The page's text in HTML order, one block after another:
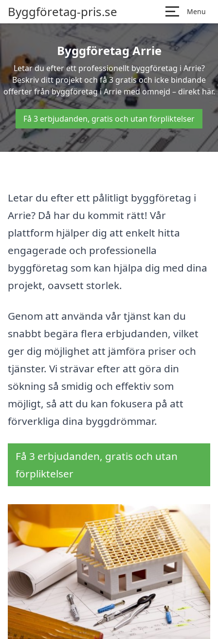
Byggföretag-pris.se Menu
Byggföretag Arrie
Letar du efter ett professionellt byggföretag i Arrie?
Beskriv ditt projekt och få 3 gratis och icke bindande
offerter från byggföretag i Arrie med omnejd – direkt här.
Få 3 erbjudanden, gratis och utan förpliktelser
Letar du efter ett pålitligt byggföretag i
Arrie? Då har du kommit rätt! Vår
plattform hjälper dig att enkelt hitta
engagerade och professionella
byggföretag som kan hjälpa dig med dina
projekt, oavsett storlek.
Genom att använda vår tjänst kan du
snabbt begära flera erbjudanden, vilket
ger dig möjlighet att jämföra priser och
tjänster. Vi strävar efter att göra din
sökning så smidig och effektiv som
möjligt, så att du kan fokusera på att
förverkliga dina byggdrömmar.
Få 3 erbjudanden, gratis och utan
förpliktelser